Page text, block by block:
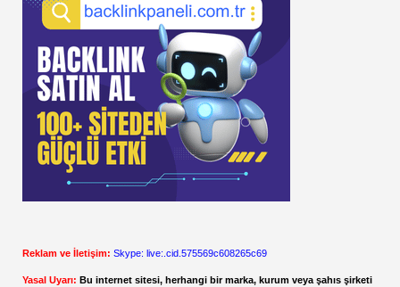
Reklam ve İletişim: Skype: live:.cid.575569c608265c69
Yasal Uyarı: Bu internet sitesi, herhangi bir marka, kurum veya şahıs şirketi